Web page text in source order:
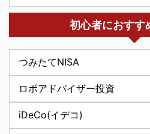
初心者におすす
つみたてNISA
ロボアドバイザー投資
iDeCo(イデコ)